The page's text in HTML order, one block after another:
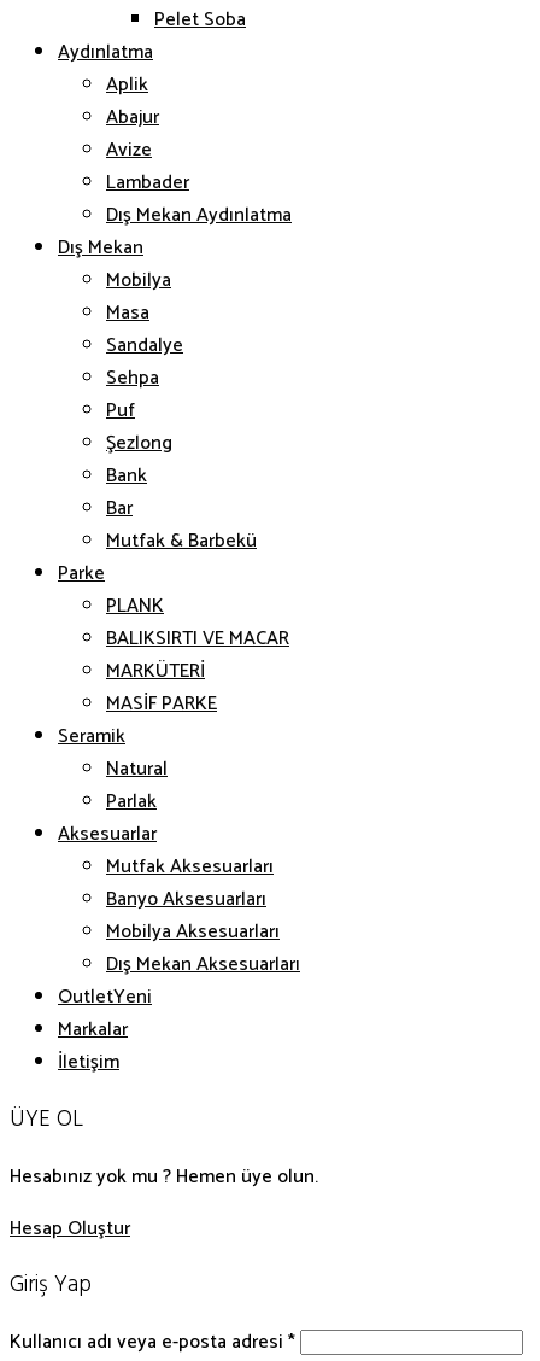
Pelet Soba
Aydınlatma
Aplik
Abajur
Avize
Lambader
Dış Mekan Aydınlatma
Dış Mekan
Mobilya
Masa
Sandalye
Sehpa
Puf
Şezlong
Bank
Bar
Mutfak & Barbekü
Parke
PLANK
BALIKSIRTI VE MACAR
MARKÜTERİ
MASİF PARKE
Seramik
Natural
Parlak
Aksesuarlar
Mutfak Aksesuarları
Banyo Aksesuarları
Mobilya Aksesuarları
Dış Mekan Aksesuarları
Outlet
Markalar
İletişim
ÜYE OL
Hesabınız yok mu ? Hemen üye olun.
Hesap Oluştur
Giriş Yap
Kullanıcı adı veya e-posta adresi*